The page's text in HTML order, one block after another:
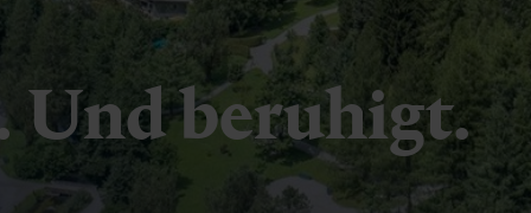
Und beruhigt.